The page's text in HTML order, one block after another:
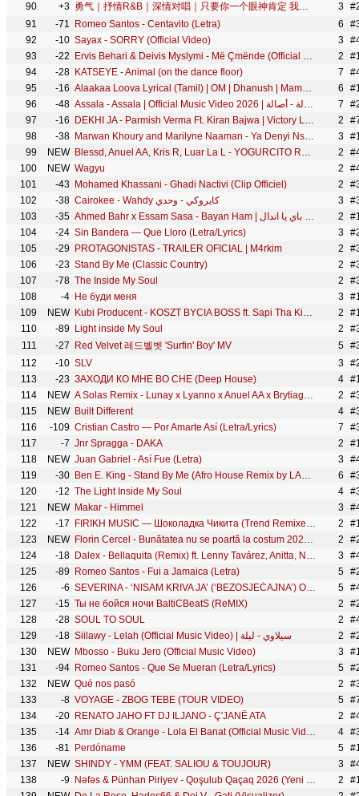
90
+3 勇气｜抒情R&B｜深情对唱｜只要你一个眼神肯定 我的爱就有意义 3
91
-71 Romeo Santos - Centavito (Letra) 6
92
-10 Sayax - SORRY (Official Video) 3
93
-22 Ervis Behari & Deivis Myslymi - Më Çmënde (Official Music Video 4K) 2
94
-28 KATSEYE - Animal (on the dance floor) 7
95
-16 Alaakaa Loova Lyrical (Tamil) | OM | Dhanush | Mammootty | Sai Pallavi | Sreeleela | Rajkumar | Sai 6
96
-48 Assala - Assala | Official Music Video 2026 | أصالة - أصالة 7
97
-16 DEKHI JA - Parmish Verma Ft. Kiran Bajwa | Victory Lap (Official Music Video) 2
98
-38 Marwan Khoury and Marilyne Naaman - Ya Denyi Nsina (Official Music Video) | يا دنيي نسينا 3
99
NEW Blessd, Anuel AA, Kris R, Luar La L - YOGURCITO REMIX (Letra/Lyrics) Yan Block 2
100
NEW Wagyu 2
101
-43 Mohamed Khassani - Ghadi Nactivi (Clip Officiel) 2
102
-38 Cairokee - Wahdy كايروكي - وحدي 3
103
-35 Ahmed Bahr x Essam Sasa - Bayan Ham | احمد بحر و عصام صاصا - بيان هام (فيديو كليب) باي باي يا اندال 2
104
-24 Sin Bandera — Que Lloro (Letra/Lyrics)
3
105
-29 PROTAGONISTAS - TRAILER OFICIAL | M4rkim 2
106
-23 Stand By Me (Classic Country) 2
107
-78 The Inside My Soul 2
108
-4 Не буди меня 3
109
NEW Kubi Producent - KOSZT BYCIA BOSS ft. Sapi Tha King, Kuqe 2115, Bedoes 2115, Szpaku (Official Video) 2
110
-89 Light inside My Soul 2
111
-27 Red Velvet 레드벨벳 'Surfin' Boy' MV 5
112
-10 SLV 3
113
-23 ЗАХОДИ КО МНЕ ВО СНЕ (Deep House) 4
114
NEW A Solas Remix - Lunay x Lyanno x Anuel AA x Brytiago x Alex Rose (Letra) 2
115
NEW Built Different 4
116
-109 Cristian Castro — Por Amarte Así (Letra/Lyrics) 7
117
-7 Jnr Spragga - DAKA 2
118
NEW Juan Gabriel - Así Fue (Letra) 3
119
-30 Ben E. King - Stand By Me (Afro House Remix by LABACK) 6
120
-12 The Light Inside My Soul 4
121
NEW Makar - Himmel 3
122
-17 FIRIKH MUSIC — Шоколадка Чикита (Trend Remixes) | 2026 2
123
NEW Florin Cercel - Bunătatea nu se poartă la costum 2026 ( Official Video ) 2
124
-18 Dalex - Bellaquita (Remix) ft. Lenny Tavárez, Anitta, Natti Natasha, Farruko, Justin Quiles(Letra) 3
125
-89 Romeo Santos - Fui a Jamaica (Letra) 5
126
-6 SEVERINA - ‘NISAM KRIVA JA’ (‘BEZOSJEĆAJNA’) OFFICIAL VIDEO 5
127
-15 Ты не бойся ночи BaltiCBeatS (ReMIX) 2
128
-28 SOUL TO SOUL 2
129
-18 Siilawy - Lelah (Official Music Video) | سيلاوي - ليلة 2
130
NEW Mbosso - Buku Jero (Official Music Video) 3
131
-94 Romeo Santos - Que Se Mueran (Letra/Lyrics) 5
132
NEW Qué nos pasó 2
133
-8 VOYAGE - ZBOG TEBE (TOUR VIDEO)
5
134
-20 RENATO JAHO FT DJ ILJANO - Ç'JANË ATA 2
135
-14 Amr Diab & Orange - Lola El Banat (Official Music Video) - عمرو دياب واورنچ - لولا البنات 4
136
-81 Perdóname 5
137
NEW SHINDY - YMM (FEAT. SALIOU & TOUJOUR) 3
138
-9 Nəfəs & Pünhan Piriyev - Qoşulub Qaçaq 2026 (Yeni Klip) 4K 2